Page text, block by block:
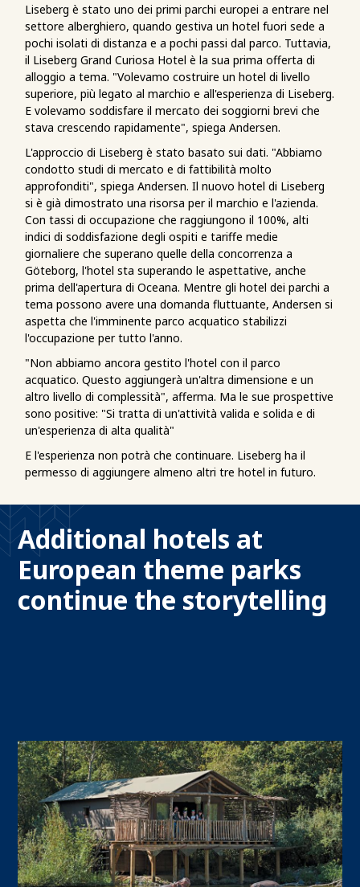
Liseberg è stato uno dei primi parchi europei a entrare nel
settore alberghiero, quando gestiva un hotel fuori sede a
pochi isolati di distanza e a pochi passi dal parco. Tuttavia,
il Liseberg Grand Curiosa Hotel è la sua prima offerta di
alloggio a tema. "Volevamo costruire un hotel di livello
superiore, più legato al marchio e all'esperienza di Liseberg.
E volevamo soddisfare il mercato dei soggiorni brevi che
stava crescendo rapidamente", spiega Andersen.
L'approccio di Liseberg è stato basato sui dati. "Abbiamo
condotto studi di mercato e di fattibilità molto
approfonditi", spiega Andersen. Il nuovo hotel di Liseberg
si è già dimostrato una risorsa per il marchio e l'azienda.
Con tassi di occupazione che raggiungono il 100%, alti
indici di soddisfazione degli ospiti e tariffe medie
giornaliere che superano quelle della concorrenza a
Göteborg, l'hotel sta superando le aspettative, anche
prima dell'apertura di Oceana. Mentre gli hotel dei parchi a
tema possono avere una domanda fluttuante, Andersen si
aspetta che l'imminente parco acquatico stabilizzi
l'occupazione per tutto l'anno.
"Non abbiamo ancora gestito l'hotel con il parco
acquatico. Questo aggiungerà un'altra dimensione e un
altro livello di complessità", afferma. Ma le sue prospettive
sono positive: "Si tratta di un'attività valida e solida e di
un'esperienza di alta qualità"
E l'esperienza non potrà che continuare. Liseberg ha il
permesso di aggiungere almeno altri tre hotel in futuro.
Additional hotels at
European theme parks
continue the storytelling